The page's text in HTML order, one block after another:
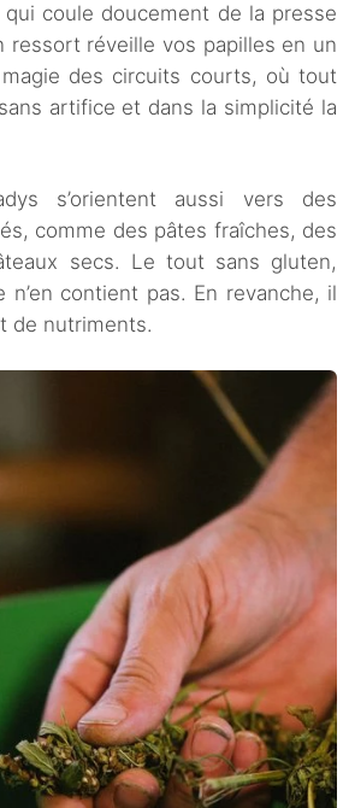
qui coule doucement de la presse
ressort réveille vos papilles en un
magie des circuits courts, où tout
artifice et dans la simplicité la
s’orientent aussi vers des
comme des pâtes fraîches, des
secs. Le tout sans gluten,
n’en contient pas. En revanche, il
de nutriments.